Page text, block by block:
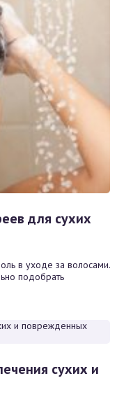
для сухих
в уходе за волосами.
подобрать
сухих и